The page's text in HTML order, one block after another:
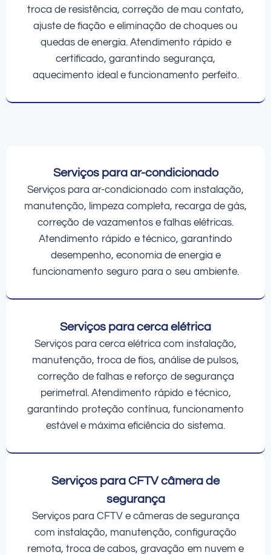
troca de resistência, correção de mau contato,
ajuste de fiação e eliminação de choques ou
quedas de energia. Atendimento rápido e
certificado, garantindo segurança,
aquecimento ideal e funcionamento perfeito.
Serviços para ar-condicionado
Serviços para ar-condicionado com instalação,
manutenção, limpeza completa, recarga de gás,
correção de vazamentos e falhas elétricas.
Atendimento rápido e técnico, garantindo
desempenho, economia de energia e
funcionamento seguro para o seu ambiente.
Serviços para cerca elétrica
Serviços para cerca elétrica com instalação,
manutenção, troca de fios, análise de pulsos,
correção de falhas e reforço de segurança
perimetral. Atendimento rápido e técnico,
garantindo proteção contínua, funcionamento
estável e máxima eficiência do sistema.
Serviços para CFTV câmera de
segurança
Serviços para CFTV e câmeras de segurança
com instalação, manutenção, configuração
remota, troca de cabos, gravação em nuvem e